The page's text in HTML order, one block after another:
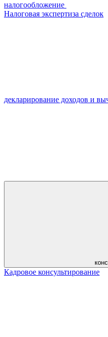
налогообложение
Налоговая экспертиза сделок
декларирование доходов и
Кадровое консультирование